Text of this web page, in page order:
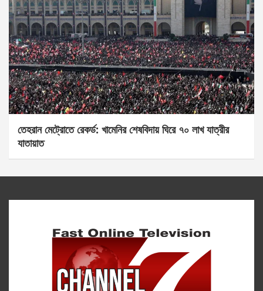
তেহরান মেট্রোতে রেকর্ড: খামেনির শেষবিদায় ঘিরে ৭০ লাখ যাত্রীর
যাতায়াত